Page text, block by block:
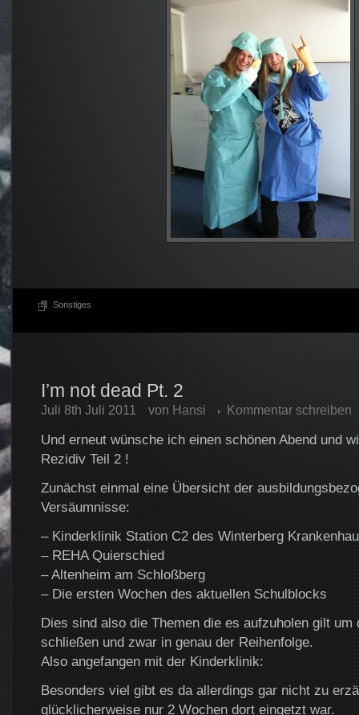
Sonstiges
I’m not dead Pt. 2
Juli 8th Juli 2011 von Hansi Kommentar schreiben
Und erneut wünsche ich einen schönen Abend und
Rezidiv Teil 2 !
Zunächst einmal eine Übersicht der
Versäumnisse:
– Kinderklinik Station C2 des Winterberg
– REHA Quierschied
– Altenheim am Schloßberg
– Die ersten Wochen des aktuellen Schulblocks
Dies sind also die Themen die es aufzuholen gilt um
schließen und zwar in genau der Reihenfolge.
Also angefangen mit der Kinderklinik:
Besonders viel gibt es da allerdings gar nicht zu
glücklicherweise nur 2 Wochen dort eingetzt war.